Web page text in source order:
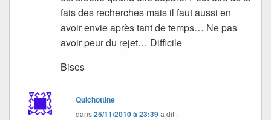
fais des recherches mais il faut aussi en
avoir envie après tant de temps… Ne pas
avoir peur du rejet… Difficile
Bises
Quichottine
dans25/11/2010 à 23:39a dit :